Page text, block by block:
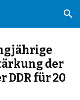
Skip to navigation
der
DDR für 20